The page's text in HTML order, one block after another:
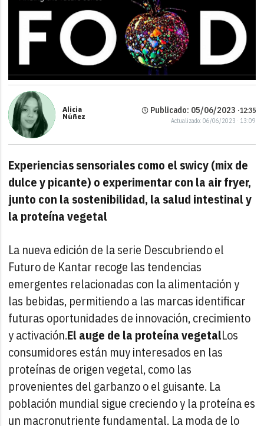
Alicia
Núñez
Publicado: 05/06/2023 ·12:35
Actualizado: 06/06/2023 · 13:09
Experiencias sensoriales como el swicy (mix de
dulce y picante) o experimentar con la air fryer,
junto con la sostenibilidad, la salud intestinal y
la proteína vegetal
La nueva edición de la serie Descubriendo el
Futuro de Kantar recoge las tendencias
emergentes relacionadas con la alimentación y
las bebidas, permitiendo a las marcas identificar
futuras oportunidades de innovación, crecimiento
y activación.El auge de la proteína vegetalLos
consumidores están muy interesados en las
proteínas de origen vegetal, como las
provenientes del garbanzo o el guisante. La
población mundial sigue creciendo y la proteína es
un macronutriente fundamental. La moda de lo